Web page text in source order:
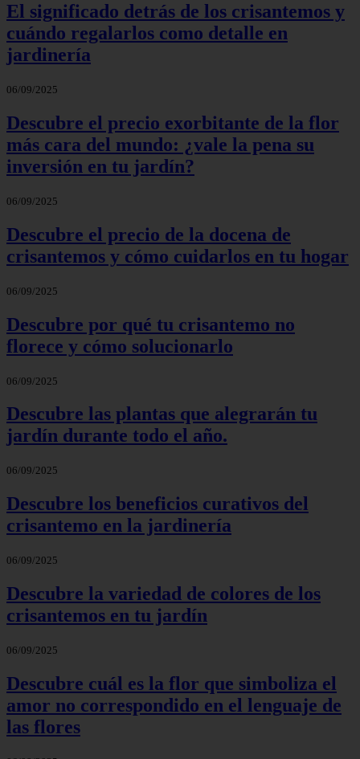
El significado detrás de los crisantemos y
cuándo regalarlos como detalle en
jardinería
06/09/2025
Descubre el precio exorbitante de la flor
más cara del mundo: ¿vale la pena su
inversión en tu jardín?
06/09/2025
Descubre el precio de la docena de
crisantemos y cómo cuidarlos en tu hogar
06/09/2025
Descubre por qué tu crisantemo no
florece y cómo solucionarlo
06/09/2025
Descubre las plantas que alegrarán tu
jardín durante todo el año.
06/09/2025
Descubre los beneficios curativos del
crisantemo en la jardinería
06/09/2025
Descubre la variedad de colores de los
crisantemos en tu jardín
06/09/2025
Descubre cuál es la flor que simboliza el
amor no correspondido en el lenguaje de
las flores